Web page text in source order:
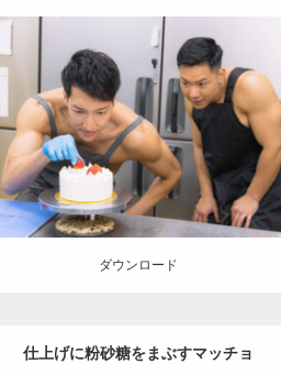
マッチョ
2023.02.11
Category:ケーキ屋さんのマッチョ オレ
ンジの人 TOSHI(大胸筋) AKIHITO(細マ
ッチョ) 肩 マッチョをつかまえて
和白
(福岡)
ダウンロード
ダウンロード
仕上げに粉砂糖をまぶすマッチョ